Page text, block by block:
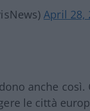
April 28,
anche così.
le città